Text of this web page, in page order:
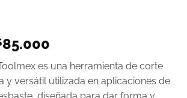
85.000
es una herramienta de corte
y versátil utilizada en aplicaciones de